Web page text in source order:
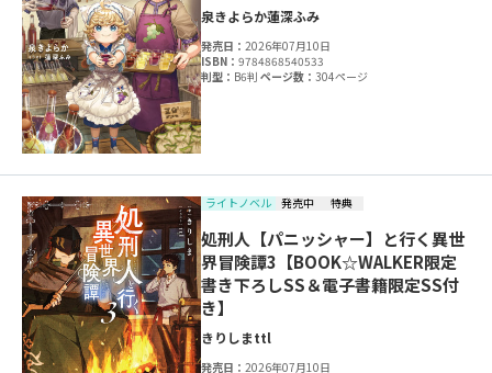
泉きよらか蓮深ふみ
発売日：2026年07月10日
ISBN：9784868540533
判型： B6判ページ数：304ページ
ライトノベル 発売中 特典
処刑人【パニッシャー】と行く異世
界冒険譚3【BOOK☆WALKER限定
書き下ろしSS＆電子書籍限定SS付
き】
きりしまttl
発売日：2026年07月10日